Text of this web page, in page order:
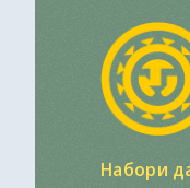
Набори